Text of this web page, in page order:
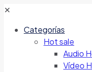
✕
Categorías
Hot sale
Audio
Vídeo